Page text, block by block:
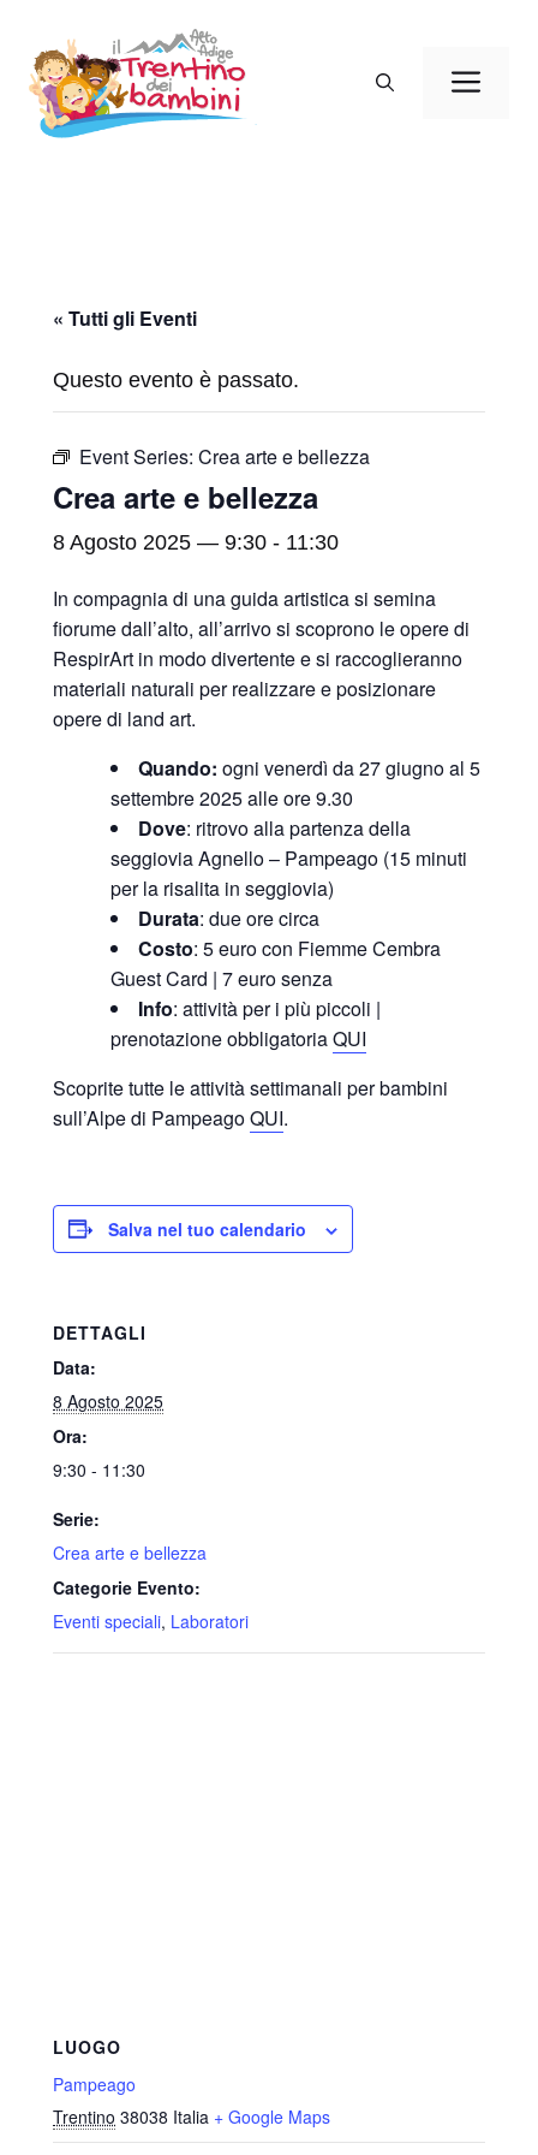
contenuto
« Tutti gli Eventi
Questo evento è passato.
Event Series: Crea arte e bellezza
Crea arte e bellezza
8 Agosto 2025 — 9:30 - 11:30
In compagnia di una guida artistica si semina
fiorume dall’alto, all’arrivo si scoprono le opere di
RespirArt in modo divertente e si raccoglieranno
materiali naturali per realizzare e posizionare
opere di land art.
Quando: ogni venerdì da 27 giugno al 5
settembre 2025 alle ore 9.30
Dove: ritrovo alla partenza della
seggiovia Agnello – Pampeago (15 minuti
per la risalita in seggiovia)
Durata: due ore circa
Costo: 5 euro con Fiemme Cembra
Guest Card | 7 euro senza
Info: attività per i più piccoli |
prenotazione obbligatoriaQUI
Scoprite tutte le attività settimanali per bambini
sull’Alpe di PampeagoQUI.
Salva nel tuo calendario
DETTAGLI
Data:
8 Agosto 2025
Ora:
9:30 - 11:30
Serie:
Crea arte e bellezza
Categorie Evento:
Eventi speciali, Laboratori
LUOGO
Pampeago
Trentino 38038 Italia + Google Maps